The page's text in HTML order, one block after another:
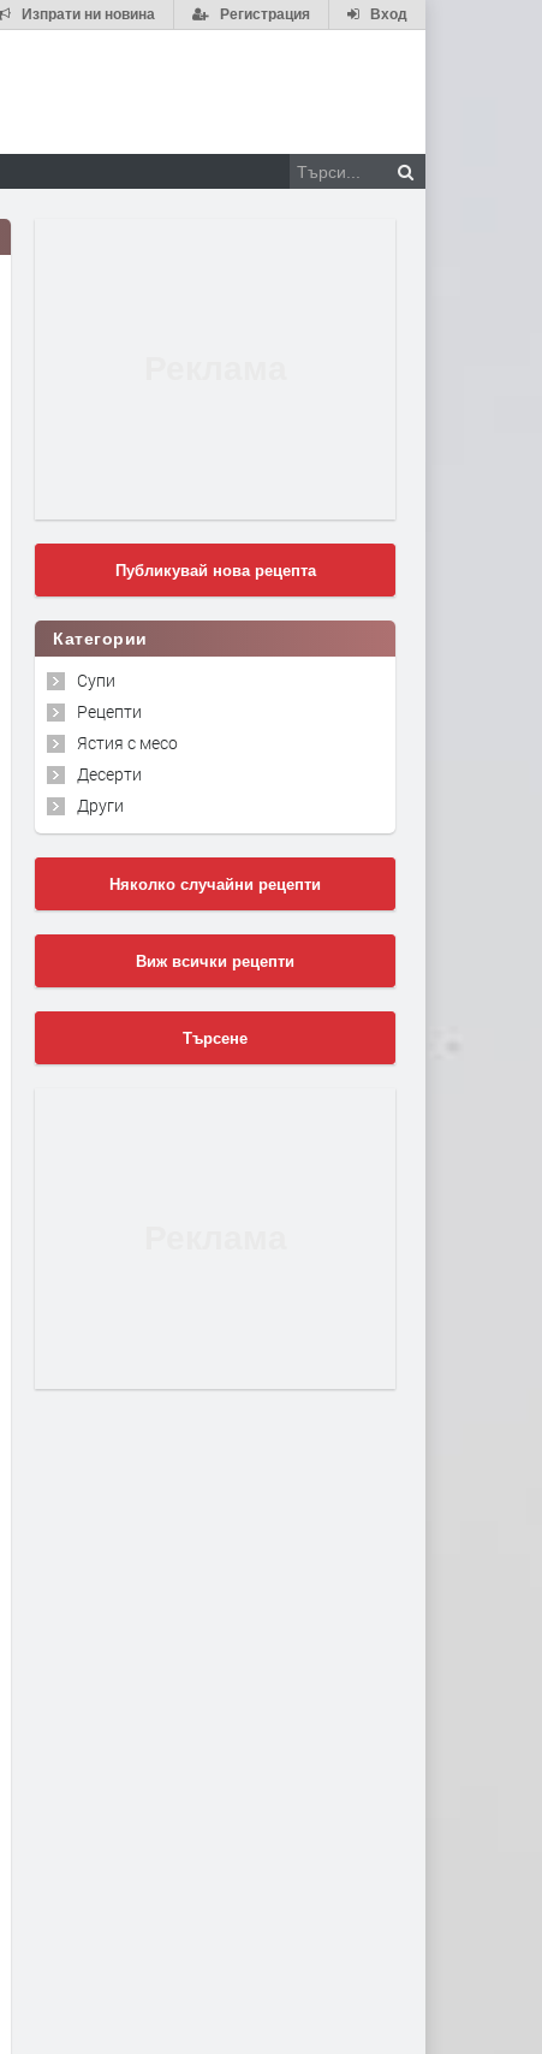
Вход
Регистрация
Изпрати ни новина
Публикувай нова рецепта
Категории
Супи
Рецепти
Ястия с месо
Десерти
Други
Няколко случайни рецепти
Виж всички рецепти
Търсене